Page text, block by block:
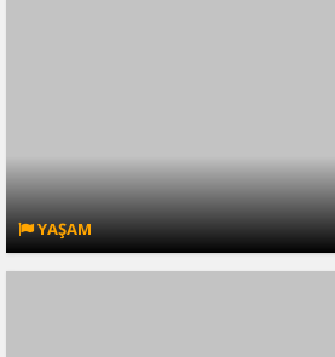
YAŞAM